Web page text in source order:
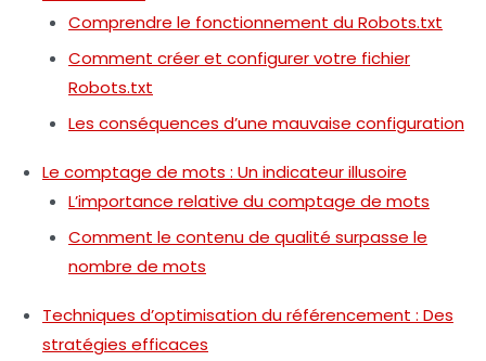
Comprendre le fonctionnement du Robots.txt
Comment créer et configurer votre fichier
Robots.txt
Les conséquences d’une mauvaise configuration
Le comptage de mots : Un indicateur illusoire
L’importance relative du comptage de mots
Comment le contenu de qualité surpasse le
nombre de mots
Techniques d’optimisation du référencement : Des
stratégies efficaces